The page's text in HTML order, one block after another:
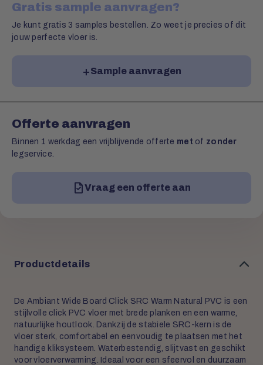
Gratis sample aanvragen?
Je kunt gratis 3 samples bestellen. Zo weet je precies of dit
jouw perfecte vloer is.
Sample aanvragen
Offerte aanvragen
Binnen 1 werkdag een vrijblijvende offerte met of zonder
legservice.
Vraag een offerte aan
Productdetails
De Ambiant Wide Board Click SRC Warm Natural PVC is een
stijlvolle click PVC vloer met brede planken en een warme,
natuurlijke houtlook. Dankzij de stabiele SRC-kern is de
vloer sterk, comfortabel en eenvoudig te plaatsen met het
handige kliksysteem. Waterbestendig, slijtvast en geschikt
voor vloerverwarming. Ideaal voor een sfeervol en duurzaam